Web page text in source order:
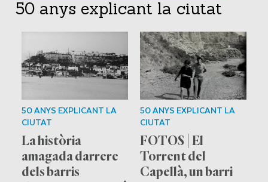
50 anys explicant la ciutat
50 ANYS EXPLICANT LA
CIUTAT
La història
amagada darrere
dels barris
50 ANYS EXPLICANT LA
CIUTAT
FOTOS | El
Torrent del
Capellà, un barri